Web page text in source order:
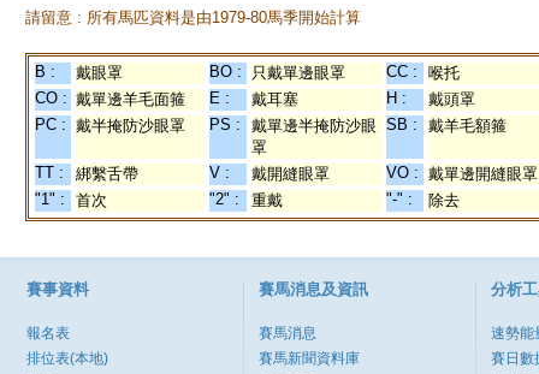
請留意 : 所有馬匹資料是由1979-80馬季開始計算
B : 戴眼罩 BO : 只戴單邊眼罩 CC :
喉托
CO : 戴單邊羊毛面箍 E : 戴耳塞 H :
戴頭罩
PC : 戴半掩防沙眼罩 PS :
戴單邊半掩防沙眼
罩
SB : 戴羊毛額箍
TT : 綁繫舌帶 V : 戴開縫眼罩 VO : 戴單邊開縫眼罩
"1" :
首次 "2" : 重戴 "-" : 除去
賽事資料
報名表
排位表(本地)
賽馬消息及資訊
賽馬消息
賽馬新聞資料庫
分析
速勢能
賽日數